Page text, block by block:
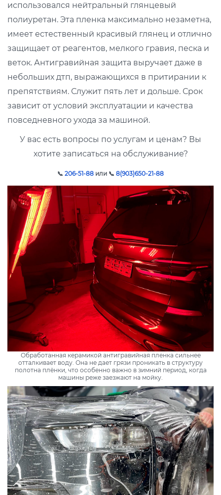
использовался нейтральный глянцевый
полиуретан. Эта пленка максимально незаметна,
имеет естественный красивый глянец и отлично
защищает от реагентов, мелкого гравия, песка и
веток. Антигравийная защита выручает даже в
небольших дтп, выражающихся в притирании к
препятствиям. Служит пять лет и дольше. Срок
зависит от условий эксплуатации и качества
повседневного ухода за машиной.
У вас есть вопросы по услугам и ценам? Вы
хотите записаться на обслуживание?
📞 206-51-88 или 📞 8(903)650-21-88
Обработанная керамикой антигравийная пленка сильнее
отталкивает воду. Она не дает грязи проникать в структуру
полотна плёнки, что особенно важно в зимний период, когда
машины реже заезжают на мойку.